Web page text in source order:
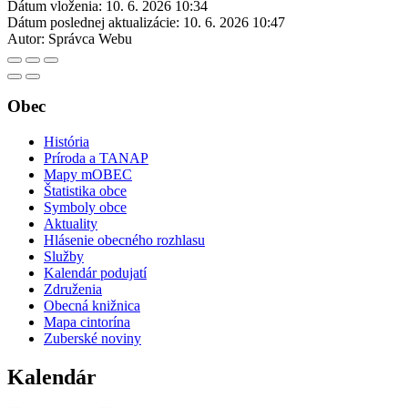
Dátum vloženia: 10. 6. 2026 10:34
Dátum poslednej aktualizácie: 10. 6. 2026 10:47
Autor: Správca Webu
Obec
História
Príroda a TANAP
Mapy mOBEC
Štatistika obce
Symboly obce
Aktuality
Hlásenie obecného rozhlasu
Služby
Kalendár podujatí
Združenia
Obecná knižnica
Mapa cintorína
Zuberské noviny
Kalendár